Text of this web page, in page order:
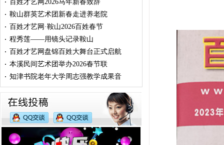
· 百姓才艺网2026马年新春致辞
· 鞍山群英艺术团新春走进养老院
· 百姓才艺网·鞍山2026百姓春节
· 程秀莲——用镜头记录鞍山
· 百姓才艺网盘锦百姓大舞台正式启航
· 本溪民间艺术团举办2026春节联
· 知津书院老年大学周志强教学成果音